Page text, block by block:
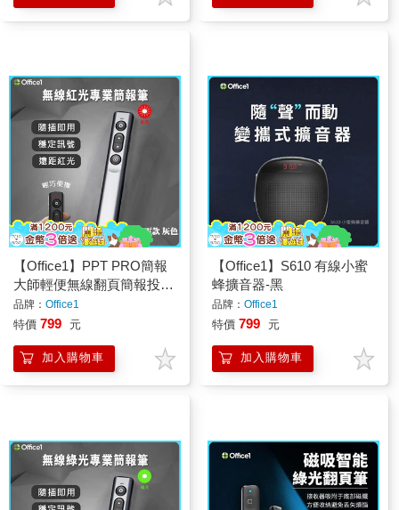
【Office1】PPT PRO簡報
大師輕便無線翻頁簡報投屏
筆-紅光充電版(LGO-10)
品牌： Office1
特價 799 元
加入購物車
【Office1】S610 有線小蜜
蜂擴音器-黑
品牌： Office1
特價 799 元
加入購物車